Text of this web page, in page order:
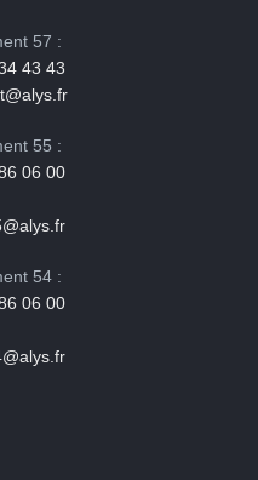
57 :
43 43
55 :
06 00
54 :
06 00